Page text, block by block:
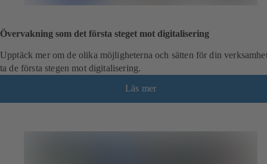
Övervakning som det första steget mot digitalisering
Upptäck mer om de olika möjligheterna och sätten för din
ta de första stegen mot digitalisering.
Läs mer